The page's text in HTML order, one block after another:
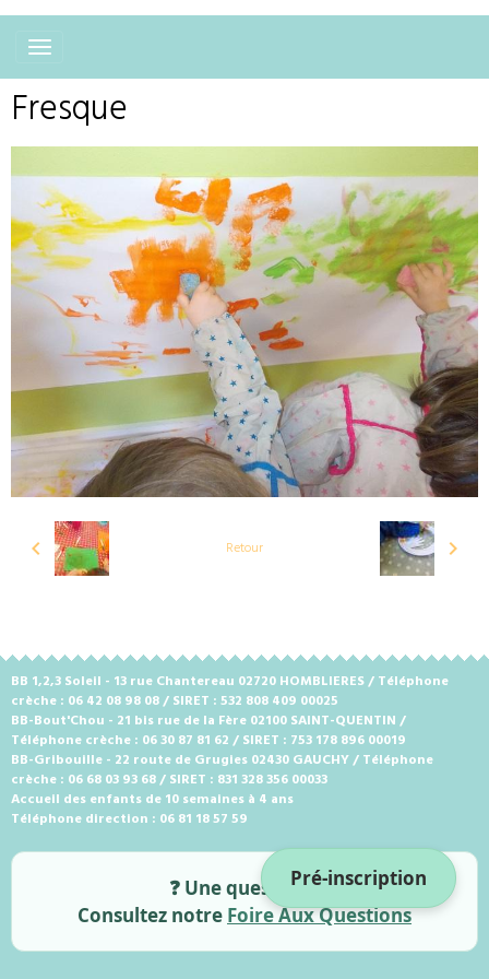
Pré-inscription
Fresque
Retour
BB 1,2,3 Soleil - 13 rue Chantereau 02720 HOMBLIERES / Téléphone
crèche : 06 42 08 98 08 / SIRET : 532 808 409 00025
BB-Bout'Chou - 21 bis rue de la Fère 02100 SAINT-QUENTIN /
Téléphone crèche : 06 30 87 81 62 / SIRET : 753 178 896 00019
BB-Gribouille - 22 route de Grugies 02430 GAUCHY / Téléphone
crèche : 06 68 03 93 68 / SIRET : 831 328 356 00033
Accueil des enfants de 10 semaines à 4 ans
Téléphone direction : 06 81 18 57 59
❓ Une question ?
Consultez notre Foire Aux Questions